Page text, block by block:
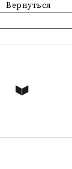
Вернуться